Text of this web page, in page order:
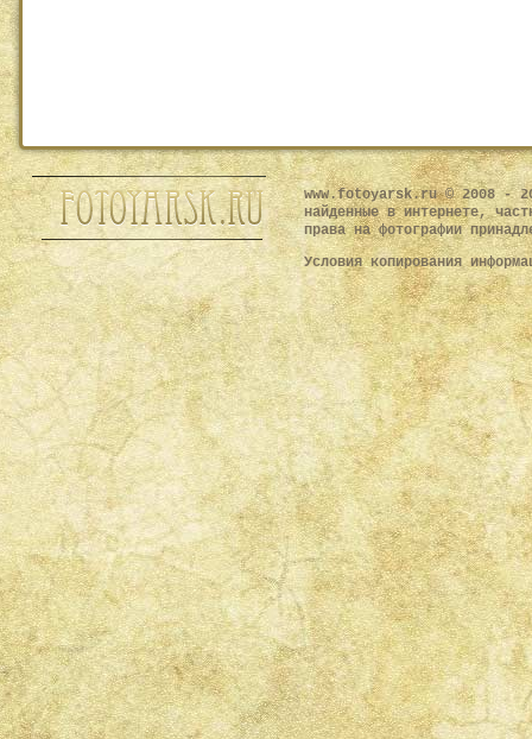
www.fotoyarsk.ru © 2008 -
найденные в интернете,
права на фотографии
Условия копирования